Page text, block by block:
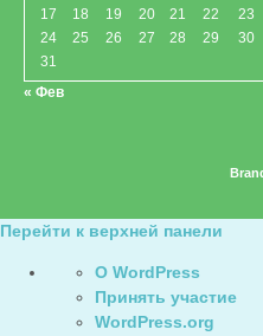
17
18 19 20 21 22
23
24
25 26 27 28 29
30
31
« Фев
Перейти к верхней панели
WordPress
О WordPress
Принять участие
WordPress.org